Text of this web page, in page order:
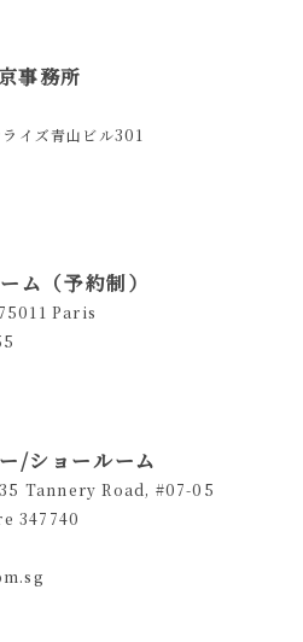
事務所
イズ青山ビル301
ム（予約制）
Paris
/ショールーム
Tannery Road, #07-05
347740